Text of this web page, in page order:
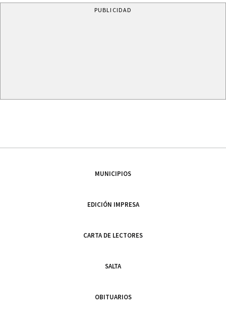
PUBLICIDAD
MUNICIPIOS
EDICIÓN IMPRESA
CARTA DE LECTORES
SALTA
OBITUARIOS